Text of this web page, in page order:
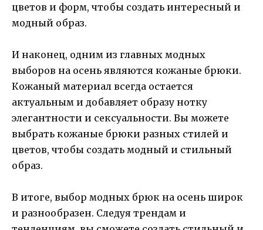
цветов и форм, чтобы создать интересный и
модный образ.
И наконец, одним из главных модных
выборов на осень являются кожаные брюки.
Кожаный материал всегда остается
актуальным и добавляет образу нотку
элегантности и сексуальности. Вы можете
выбрать кожаные брюки разных стилей и
цветов, чтобы создать модный и стильный
образ.
В итоге, выбор модных брюк на осень широк
и разнообразен. Следуя трендам и